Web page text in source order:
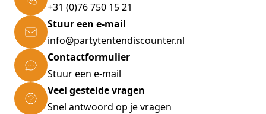
+31 (0)76 750 15 21
Stuur een e-mail
info@partytentendiscounter.nl
Contactformulier
Stuur een e-mail
Veel gestelde vragen
Snel antwoord op je vragen